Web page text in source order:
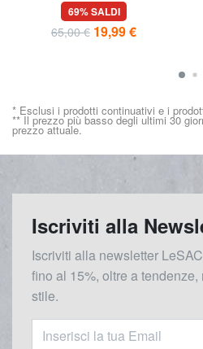
69% SALDI
65,00 € 19,99 €
* Esclusi i prodotti continuativi e i
** Il prezzo più basso degli ultimi 30
prezzo attuale.
Iscriviti alla
Iscriviti alla newsletter
fino al 15%, oltre a
stile.